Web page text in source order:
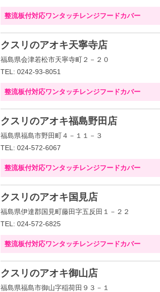
整流板付対応ワンタッチレンジフードカバー
クスリのアオキ天寧寺店
福島県会津若松市天寧寺町２－２０
TEL: 0242-93-8051
整流板付対応ワンタッチレンジフードカバー
クスリのアオキ福島野田店
福島県福島市野田町４－１１－３
TEL: 024-572-6067
整流板付対応ワンタッチレンジフードカバー
クスリのアオキ国見店
福島県伊達郡国見町藤田字五反田１－２２
TEL: 024-572-6825
整流板付対応ワンタッチレンジフードカバー
クスリのアオキ御山店
福島県福島市御山字稲荷田９３－１